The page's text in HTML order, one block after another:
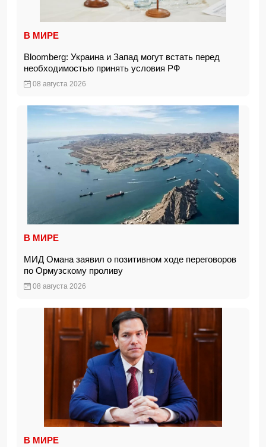
В МИРЕ
Bloomberg: Украина и Запад могут встать перед
необходимостью принять условия РФ
08 августа 2026
В МИРЕ
МИД Омана заявил о позитивном ходе переговоров
по Ормузскому проливу
08 августа 2026
В МИРЕ